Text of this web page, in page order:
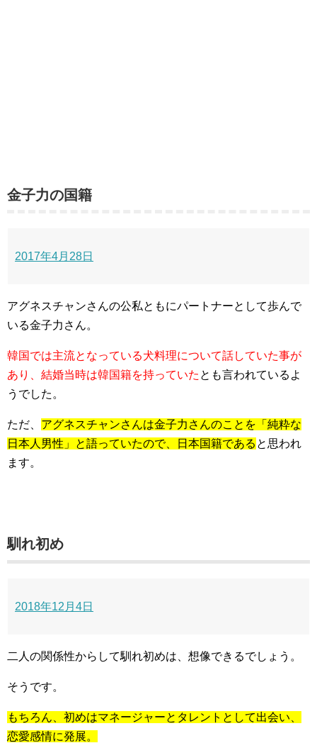
金子力の国籍
2017年4月28日
アグネスチャンさんの公私ともにパートナーとして歩んで
いる金子力さん。
韓国では主流となっている犬料理について話していた事が
あり、結婚当時は韓国籍を持っていた とも言われているよ
うでした。
ただ、 アグネスチャンさんは金子力さんのことを「純粋な
日本人男性」と語っていたので、日本国籍である と思われ
ます。
馴れ初め
2018年12月4日
二人の関係性からして馴れ初めは、想像できるでしょう。
そうです。
もちろん、初めはマネージャーとタレントとして出会い、
恋愛感情に発展。